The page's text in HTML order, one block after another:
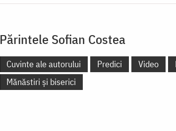
Părintele Sofian Costea
Cuvinte ale autorului Predici Video
Mănăstiri și biserici